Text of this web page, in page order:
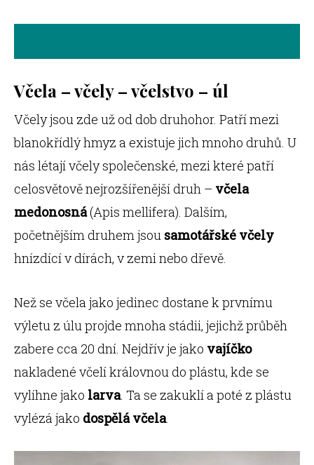
Včela – včely – včelstvo – úl
Včely jsou zde už od dob druhohor. Patří mezi
blanokřídlý hmyz a existuje jich mnoho druhů. U
nás létají včely společenské, mezi které patří
celosvětově nejrozšířenější druh – včela
medonosná(Apis mellifera). Dalším,
početnějším druhem jsou samotářské včely
hnízdící v dírách, v zemi nebo dřevě.
Než se včela jako jedinec dostane k prvnímu
výletu z úlu projde mnoha stádii, jejichž průběh
zabere cca 20 dní. Nejdřív je jako vajíčko
nakladené včelí královnou do plástu, kde se
vylíhne jako larva. Ta se zakuklí a poté z plástu
vylézá jako dospělá včela.